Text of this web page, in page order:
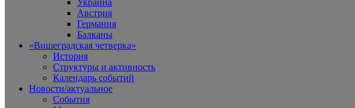
Украина
Австрия
Германия
Балканы
«Вишеградская четверка»
История
Структуры и активность
Календарь событий
Новости/актуальное
События